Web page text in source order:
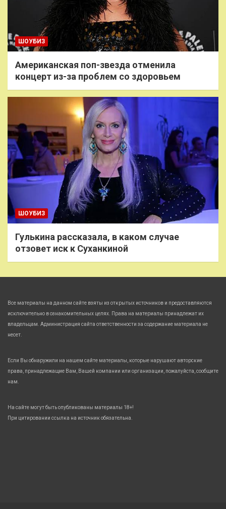
ШОУБИЗ
Американская поп-звезда отменила
концерт из-за проблем со здоровьем
ШОУБИЗ
Гулькина рассказала, в каком случае
отзовет иск к Суханкиной
Все материалы на данном сайте взяты из открытых источников и предоставляются
исключительно в ознакомительных целях. Права на материалы принадлежат их
владельцам. Администрация сайта ответственности за содержание материала не
несет.
Если Вы обнаружили на нашем сайте материалы, которые нарушают авторские
права, принадлежащие Вам, Вашей компании или организации, пожалуйста, сообщите
нам.
На сайте могут быть опубликованы материалы 18+!
При цитировании ссылка на источник обязательна.